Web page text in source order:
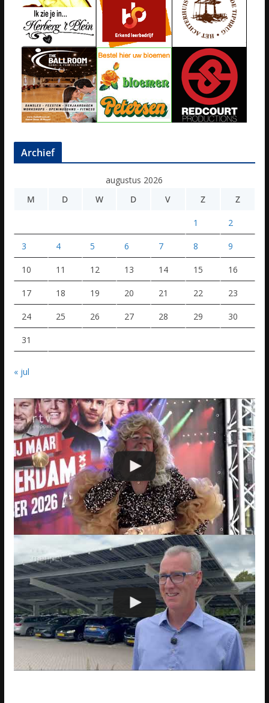
Archief
augustus 2026
M
D W D V Z Z
1 2
3 4 5 6 7 8 9
10 11 12 13 14 15 16
17 18 19 20 21 22 23
24 25 26 27 28 29 30
31
« jul